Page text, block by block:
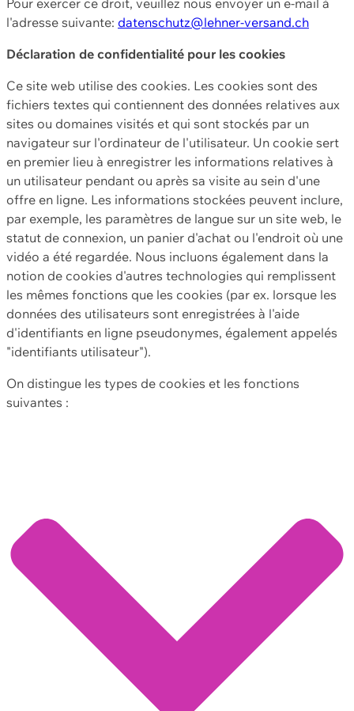
l'adresse suivante: datenschutz@lehner-versand.ch
Déclaration de confidentialité pour les cookies
Ce site web utilise des cookies. Les cookies sont des
fichiers textes qui contiennent des données relatives aux
sites ou domaines visités et qui sont stockés par un
navigateur sur l'ordinateur de l'utilisateur. Un cookie sert
en premier lieu à enregistrer les informations relatives à
un utilisateur pendant ou après sa visite au sein d'une
offre en ligne. Les informations stockées peuvent inclure,
par exemple, les paramètres de langue sur un site web, le
statut de connexion, un panier d'achat ou l'endroit où une
vidéo a été regardée. Nous incluons également dans la
notion de cookies d'autres technologies qui remplissent
les mêmes fonctions que les cookies (par ex. lorsque les
données des utilisateurs sont enregistrées à l'aide
d'identifiants en ligne pseudonymes, également appelés
"identifiants utilisateur").
On distingue les types de cookies et les fonctions
suivantes :